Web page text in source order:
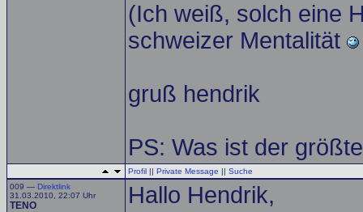
(Ich weiß, solch eine
schweizer Mentalität
gruß hendrik
PS: Was ist der
Profil || Private Message || Suche
009 — Direktlink
31.03.2010, 22:07 Uhr
TENO Hallo Hendrik,